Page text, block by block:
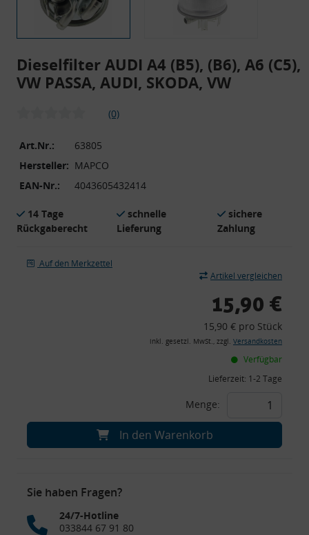
Dieselfilter AUDI A4 (B5), (B6), A6 (C5),
VW PASSA, AUDI, SKODA, VW
(0)
Art.Nr.:
63805
Hersteller: MAPCO
EAN-Nr.:
4043605432414
14 Tage
Rückgaberecht
schnelle
Lieferung
sichere
Zahlung
Auf den Merkzettel
Artikel vergleichen
15,90 €
15,90 € pro Stück
inkl. gesetzl. MwSt., zzgl. Versandkosten
Verfügbar
Lieferzeit: 1-2 Tage
Menge:
In den Warenkorb
Sie haben Fragen?
24/7-Hotline
033844 67 91 80